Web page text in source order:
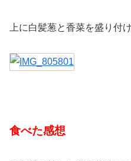
上に白髪葱と香菜を盛り付け
食べた感想